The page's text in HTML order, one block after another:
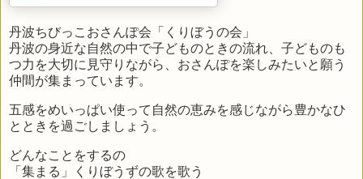
丹波ちびっこおさんぽ会「くりぼうの会」
丹波の身近な自然の中で子どものときの流れ、子どものも
つ力を大切に見守りながら、おさんぽを楽しみたいと願う
仲間が集まっています。
五感をめいっぱい使って自然の恵みを感じながら豊かなひ
とときを過ごしましょう。
どんなことをするの
「集まる」くりぼうずの歌を歌う